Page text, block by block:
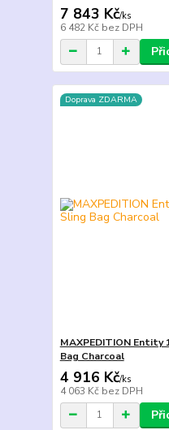
7 843 Kč/ks
6 482 Kč bez DPH
Doprava ZDARMA
MAXPEDITION Entity
Bag Charcoal
4 916 Kč/ks
4 063 Kč bez DPH